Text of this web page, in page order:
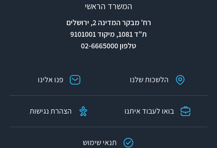
המשרד הראשי
רח' מבקר המדינה 2, ירושלים
ת"ד 1081, מיקוד 9101001
טלפון 02-6665000
הלשכות שלנו פנו אלינו
בואו לעבוד איתנו הצהרת נגישות
תנאי שימוש